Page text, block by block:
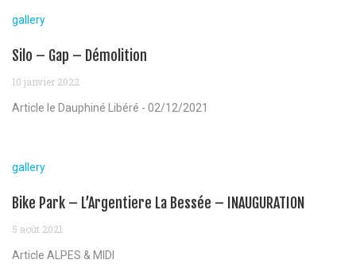
gallery
Silo – Gap – Démolition
10 janvier 2022
Article le Dauphiné Libéré - 02/12/2021
gallery
Bike Park – L’Argentiere La Bessée – INAUGURATION
5 août 2021
Article ALPES & MIDI